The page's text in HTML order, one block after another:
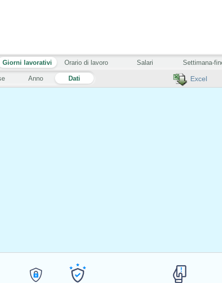
Excel
Anno Dati
Giorni lavorativi Orario di lavoro Salari Settimana-